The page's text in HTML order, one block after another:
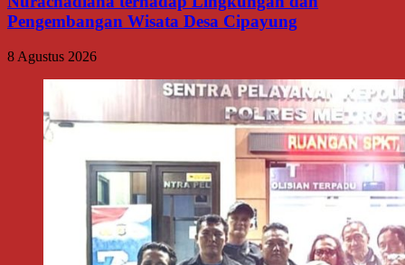
Pengembangan Wisata Desa Cipayung
8 Agustus 2026